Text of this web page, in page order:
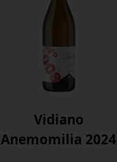
Vidiano
Anemomilia 2024